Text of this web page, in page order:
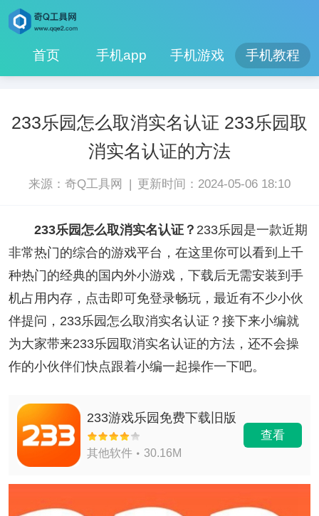
首页 手机app 手机游戏 手机教程
233乐园怎么取消实名认证 233乐园取
消实名认证的方法
来源：奇Q工具网 | 更新时间：2024-05-06 18:10
233乐园怎么取消实名认证？ 233乐园是一款近期
非常热门的综合的游戏平台，在这里你可以看到上千
种热门的经典的国内外小游戏，下载后无需安装到手
机占用内存，点击即可免登录畅玩，最近有不少小伙
伴提问，233乐园怎么取消实名认证？接下来小编就
为大家带来233乐园取消实名认证的方法，还不会操
作的小伙伴们快点跟着小编一起操作一下吧。
233游戏乐园免费下载旧版
其他软件 30.16M
查看